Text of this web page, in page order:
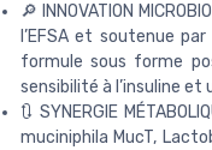
🔎 INNOVATION
l’EFSA et soutenue
formule sous forme
sensibilité à l’insuline
🔃 SYNERGIE
muciniphila MucT,